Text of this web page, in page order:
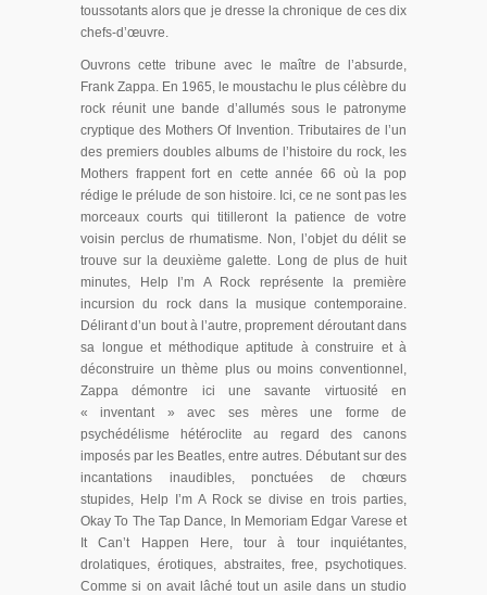
toussotants alors que je dresse la chronique de ces dix
chefs-d’œuvre.
Ouvrons cette tribune avec le maître de l’absurde,
Frank Zappa. En 1965, le moustachu le plus célèbre du
rock réunit une bande d’allumés sous le patronyme
cryptique des Mothers Of Invention. Tributaires de l’un
des premiers doubles albums de l’histoire du rock, les
Mothers frappent fort en cette année 66 où la pop
rédige le prélude de son histoire. Ici, ce ne sont pas les
morceaux courts qui titilleront la patience de votre
voisin perclus de rhumatisme. Non, l’objet du délit se
trouve sur la deuxième galette. Long de plus de huit
minutes, Help I’m A Rock représente la première
incursion du rock dans la musique contemporaine.
Délirant d’un bout à l’autre, proprement déroutant dans
sa longue et méthodique aptitude à construire et à
déconstruire un thème plus ou moins conventionnel,
Zappa démontre ici une savante virtuosité en
« inventant » avec ses mères une forme de
psychédélisme hétéroclite au regard des canons
imposés par les Beatles, entre autres. Débutant sur des
incantations inaudibles, ponctuées de chœurs
stupides, Help I’m A Rock se divise en trois parties,
Okay To The Tap Dance, In Memoriam Edgar Varese et
It Can’t Happen Here, tour à tour inquiétantes,
drolatiques, érotiques, abstraites, free, psychotiques.
Comme si on avait lâché tout un asile dans un studio